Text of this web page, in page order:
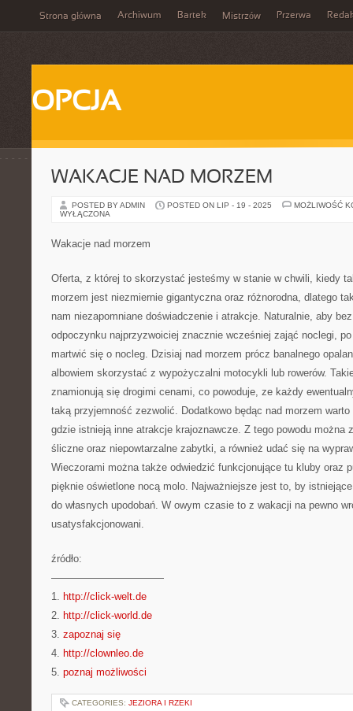
Strona główna Archiwum Bartek Mistrzów Przerwa
OPCJA
WAKACJE NAD MORZEM
POSTED BY ADMIN POSTED ON LIP - 19 - 2025
MOŻLIWOŚĆ
WYŁĄCZONA
Wakacje nad morzem
Oferta, z której to skorzystać jesteśmy w stanie w chwili, kiedy
morzem jest niezmiernie gigantyczna oraz różnorodna, dlatego
nam niezapomniane doświadczenie i atrakcje. Naturalnie, aby
odpoczynku najprzyzwoiciej znacznie wcześniej zająć noclegi,
martwić się o nocleg. Dzisiaj nad morzem prócz banalnego
albowiem skorzystać z wypożyczalni motocykli lub rowerów.
znamionują się drogimi cenami, co powoduje, ze każdy
taką przyjemność zezwolić. Dodatkowo będąc nad morzem
gdzie istnieją inne atrakcje krajoznawcze. Z tego powodu można
śliczne oraz niepowtarzalne zabytki, a również udać się na
Wieczorami można także odwiedzić funkcjonujące tu kluby oraz
pięknie oświetlone nocą molo. Najważniejsze jest to, by
do własnych upodobań. W owym czasie to z wakacji na pewno
usatysfakcjonowani.
źródło:
———————————
1. http://click-welt.de
2. http://click-world.de
3. zapoznaj się
4. http://clownleo.de
5. poznaj możliwości
CATEGORIES: JEZIORA I RZEKI